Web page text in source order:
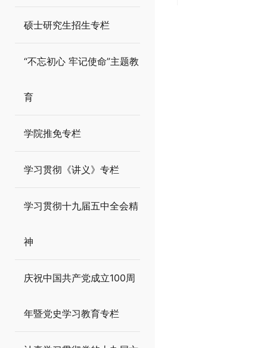
硕士研究生招生专栏
“不忘初心 牢记使命”主题教
育
学院推免专栏
学习贯彻《讲义》专栏
学习贯彻十九届五中全会精
神
庆祝中国共产党成立100周
年暨党史学习教育专栏